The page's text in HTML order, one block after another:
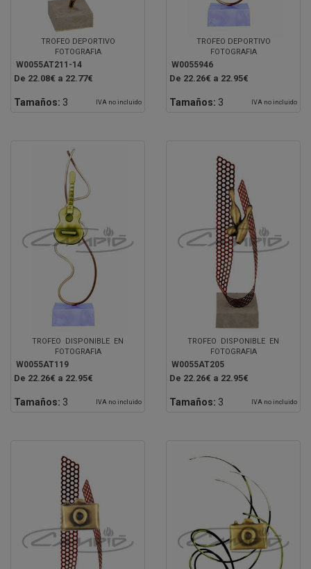
TROFEO DEPORTIVO
FOTOGRAFIA
W0055AT211-14
De 22.08€ a 22.77€
Tamaños: 3 IVA no incluido
TROFEO DEPORTIVO
FOTOGRAFIA
W0055946
De 22.26€ a 22.95€
Tamaños: 3 IVA no incluido
TROFEO DISPONIBLE EN
FOTOGRAFIA
W0055AT119
De 22.26€ a 22.95€
Tamaños: 3 IVA no incluido
TROFEO DISPONIBLE EN
FOTOGRAFIA
W0055AT205
De 22.26€ a 22.95€
Tamaños: 3 IVA no incluido